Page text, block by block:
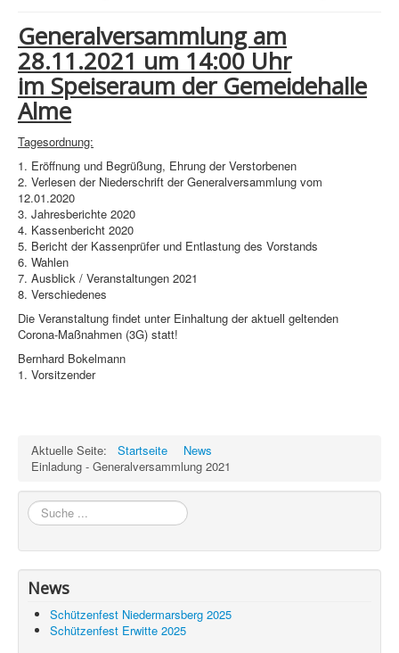
Generalversammlung am
28.11.2021 um 14:00 Uhr
im Speiseraum der Gemeidehalle
Alme
Tagesordnung:
1. Eröffnung und Begrüßung, Ehrung der Verstorbenen
2. Verlesen der Niederschrift der Generalversammlung vom
12.01.2020
3. Jahresberichte 2020
4. Kassenbericht 2020
5. Bericht der Kassenprüfer und Entlastung des Vorstands
6. Wahlen
7. Ausblick / Veranstaltungen 2021
8. Verschiedenes
Die Veranstaltung findet unter Einhaltung der aktuell geltenden
Corona-Maßnahmen (3G) statt!
Bernhard Bokelmann
1. Vorsitzender
Aktuelle Seite: Startseite
News
Einladung - Generalversammlung 2021
Suchen
News
Schützenfest Niedermarsberg 2025
Schützenfest Erwitte 2025